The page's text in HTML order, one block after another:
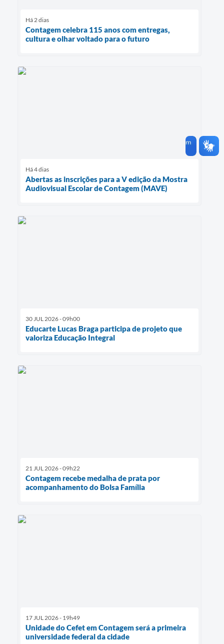
Há 2 dias
Contagem celebra 115 anos com entregas,
cultura e olhar voltado para o futuro
Há 4 dias
Abertas as inscrições para a V edição da Mostra
Audiovisual Escolar de Contagem (MAVE)
30 JUL 2026 - 09h00
Educarte Lucas Braga participa de projeto que
valoriza Educação Integral
21 JUL 2026 - 09h22
Contagem recebe medalha de prata por
acompanhamento do Bolsa Família
17 JUL 2026 - 19h49
Unidade do Cefet em Contagem será a primeira
universidade federal da cidade